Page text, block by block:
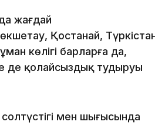
жағдай
Қостанай,
көлігі барларға да,
де қолайсыздық тудыруы
мен шығысында